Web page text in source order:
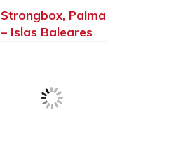
Strongbox, Palma
– Islas Baleares